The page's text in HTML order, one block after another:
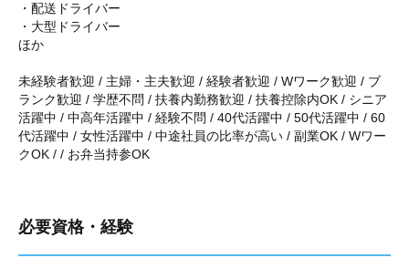
・配送ドライバー
・大型ドライバー
ほか
未経験者歓迎 / 主婦・主夫歓迎 / 経験者歓迎 / Wワーク歓迎 / ブ
ランク歓迎 / 学歴不問 / 扶養内勤務歓迎 / 扶養控除内OK / シニア
活躍中 / 中高年活躍中 / 経験不問 / 40代活躍中 / 50代活躍中 / 60
代活躍中 / 女性活躍中 / 中途社員の比率が高い / 副業OK / Wワー
クOK / / お弁当持参OK
必要資格・経験